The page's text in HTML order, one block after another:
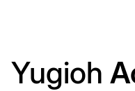
Yugioh